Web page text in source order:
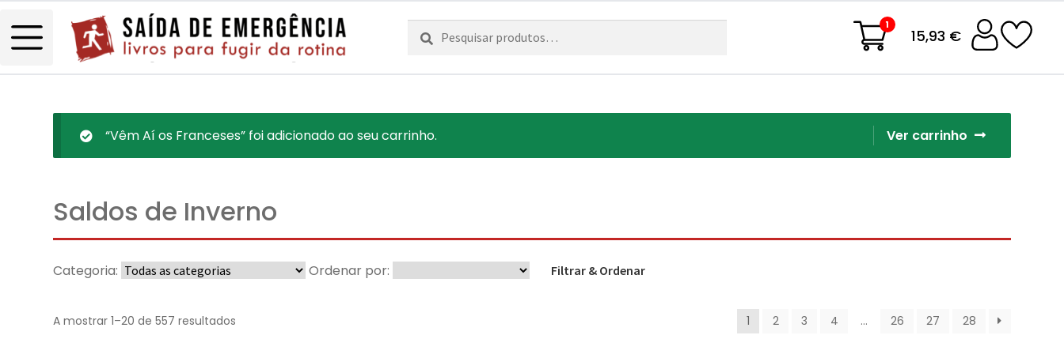
Pesquisar
por:
Pesquisa 1
15,93 €
Ver carrinho
“Vêm Aí os Franceses” foi adicionado ao seu carrinho.
Saldos de Inverno
Categoria: Ordenar por: Filtrar & Ordenar
A mostrar 1–20 de 557 resultados 1 2 3 4 … 26 27 28